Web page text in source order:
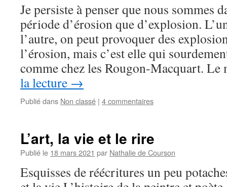
Je persiste à penser que nous sommes
période d’érosion que d’explosion.
l’autre, on peut provoquer des
l’érosion, mais c’est elle qui
comme chez les Rougon-Macquart.
la lecture →
Publié dans Non classé | 4 commentaires
L’art, la vie et le rire
Publié le 18 mars 2021 par Nathalie de Courson
Esquisses de réécritures un peu